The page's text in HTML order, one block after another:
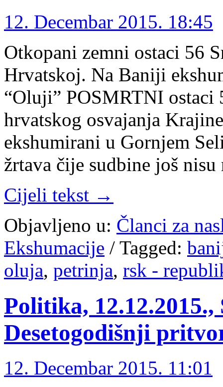
12. Decembar 2015. 18:45
Otkopani zemni ostaci 56
Hrvatskoj. Na Baniji
“Oluji” POSMRTNI ostaci
hrvatskog osvajanja
ekshumirani u Gornjem
žrtava čije sudbine još
Cijeli tekst →
Objavljeno u: Članci za
Ekshumacije / Tagged:
oluja, petrinja, rsk -
Politika, 12.12.2015.,
Desetogodišnji
12. Decembar 2015. 11:01